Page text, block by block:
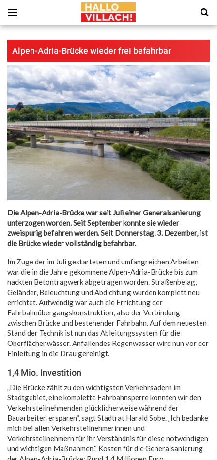
Alpen-Adria-Brücke wieder frei befahrbar
Die Alpen-Adria-Brücke war seit Juli einer Generalsanierung
unterzogen worden. Seit September konnte sie wieder
zweispurig befahren werden. Seit Donnerstag, 3. Dezember, ist
die Brücke wieder vollständig befahrbar.
Im Zuge der im Juli gestarteten und umfangreichen Arbeiten
war die in die Jahre gekommene Alpen-Adria-Brücke bis zum
nackten Betontragwerk abgetragen worden. Straßenbelag,
Geländer, Beleuchtung und Abdichtung wurden komplett neu
errichtet. Aufwendig war auch die Errichtung der
Fahrbahnübergangskonstruktion, also der Verbindung
zwischen Brücke und bestehender Fahrbahn. Auf dem neuesten
Stand der Technik ist nun das Ableitungssystem für die
Oberflächenwässer. Anfallendes Regenwasser wird nun vor der
Einleitung in die Drau gereinigt.
1,4 Mio. Investition
„Die Brücke zählt zu den wichtigsten Verkehrsadern im
Stadtgebiet, eine komplette Fahrbahnsperre konnten wir den
Verkehrsteilnehmenden glücklicherweise während der
Bauarbeiten ersparen“, sagt Stadtrat Harald Sobe. „Ich bedanke
mich bei allen Verkehrsteilnehmerinnen und
Verkehrsteilnehmern für ihr Verständnis für diese notwendigen
und wichtigen Maßnahmen.“ Kosten für die Generalsanierung